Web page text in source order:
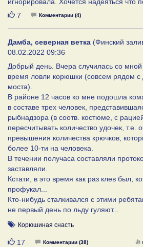
Нравится
7 Комментарии (4)
Дамба, северная ветка (Финский
08.02.2022 09:36
Добрый день. Вчера случилась со
время ловли корюшки (совсем рядом с
моста).
В районе 12 часов ко мне подошла
в составе трех человек,
рыбнадзора (в соотв. костюме, с
пересчитывать количество удочек, т.е.
превышения количества крючков,
более 10-ти на человека.
В течении получаса составляли
заставляли.
Кстати, в это время как раз клев был,
профукал...
Кто-нибудь сталкивался с этими
не первый день по льду гуляют...
Корюшиная снасть
Нравится
17 Комментарии (38)